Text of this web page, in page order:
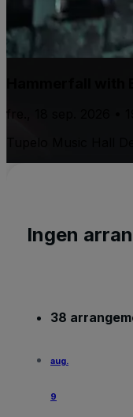
fre., 18 sep. 2026 •
Ingen
38
aug.
9